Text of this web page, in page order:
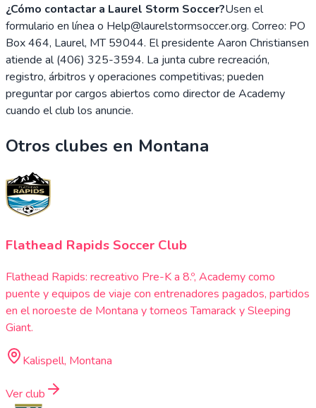
¿Cómo contactar a Laurel Storm Soccer?Usen el
formulario en línea o Help@laurelstormsoccer.org. Correo: PO
Box 464, Laurel, MT 59044. El presidente Aaron Christiansen
atiende al (406) 325-3594. La junta cubre recreación,
registro, árbitros y operaciones competitivas; pueden
preguntar por cargos abiertos como director de Academy
cuando el club los anuncie.
Otros clubes en Montana
Flathead Rapids Soccer Club
Flathead Rapids: recreativo Pre-K a 8.º, Academy como
puente y equipos de viaje con entrenadores pagados, partidos
en el noroeste de Montana y torneos Tamarack y Sleeping
Giant.
Kalispell, Montana
Ver club